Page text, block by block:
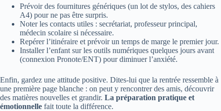
Prévoir des fournitures génériques (un lot de stylos, des cahiers
A4) pour ne pas être surpris.
Noter les contacts utiles : secrétariat, professeur principal,
médecin scolaire si nécessaire.
Repérer l’itinéraire et prévoir un temps de marge le premier jour.
Installer l’enfant sur les outils numériques quelques jours avant
(connexion Pronote/ENT) pour diminuer l’anxiété.
Enfin, gardez une attitude positive. Dites-lui que la rentrée ressemble à
une première page blanche : on peut y rencontrer des amis, découvrir
des matières nouvelles et grandir. La préparation pratique et
émotionnelle fait toute la différence.